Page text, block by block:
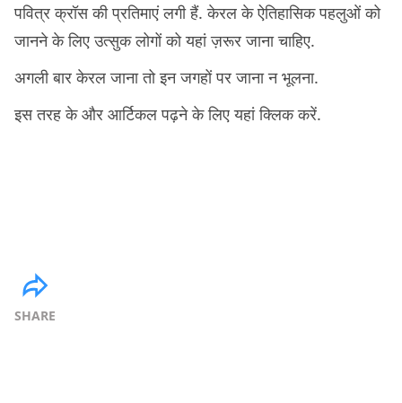
पवित्र क्रॉस की प्रतिमाएं लगी हैं. केरल के ऐतिहासिक पहलुओं को
जानने के लिए उत्सुक लोगों को यहां ज़रूर जाना चाहिए.
अगली बार केरल जाना तो इन जगहों पर जाना न भूलना.
इस तरह के और आर्टिकल पढ़ने के लिए यहां क्लिक करें.
SHARE